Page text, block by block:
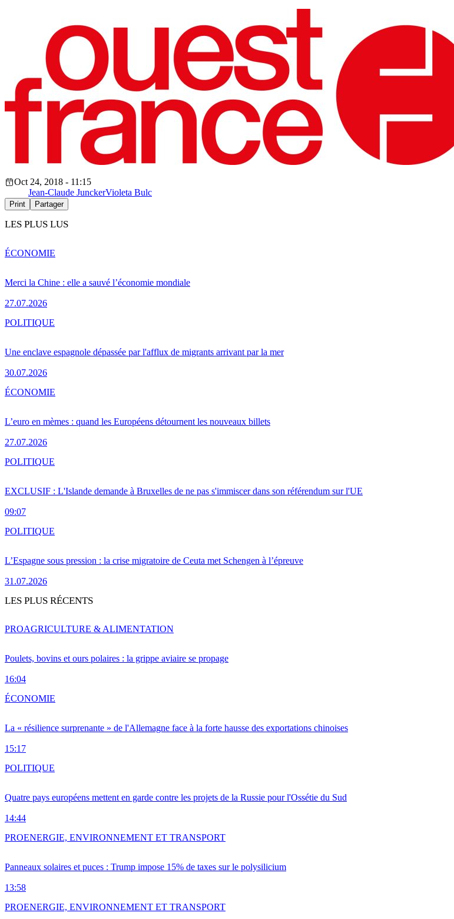
Oct 24, 2018 - 11:15
Jean-Claude JunckerVioleta Bulc
Print Partager
LES PLUS LUS
Merci la Chine : elle a sauvé l’économie mondiale
27.07.2026
ÉCONOMIE
Une enclave espagnole dépassée par l'afflux de migrants arrivant par la mer
30.07.2026
POLITIQUE
L’euro en mèmes : quand les Européens détournent les nouveaux billets
27.07.2026
ÉCONOMIE
EXCLUSIF : L'Islande demande à Bruxelles de ne pas s'immiscer dans son référendum sur l'UE
09:07
POLITIQUE
L’Espagne sous pression : la crise migratoire de Ceuta met Schengen à l’épreuve
31.07.2026
POLITIQUE
LES PLUS RÉCENTS
Poulets, bovins et ours polaires : la grippe aviaire se propage
16:04
PROAGRICULTURE & ALIMENTATION
La « résilience surprenante » de l'Allemagne face à la forte hausse des exportations chinoises
15:17
ÉCONOMIE
Quatre pays européens mettent en garde contre les projets de la Russie pour l'Ossétie du Sud
14:44
POLITIQUE
Panneaux solaires et puces : Trump impose 15% de taxes sur le polysilicium
13:58
PROENERGIE, ENVIRONNEMENT ET TRANSPORT
PROENERGIE, ENVIRONNEMENT ET TRANSPORT